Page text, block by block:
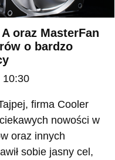
oraz MasterFan
o bardzo
10:30
firma Cooler
nowości w
oraz innych
sobie jasny cel,